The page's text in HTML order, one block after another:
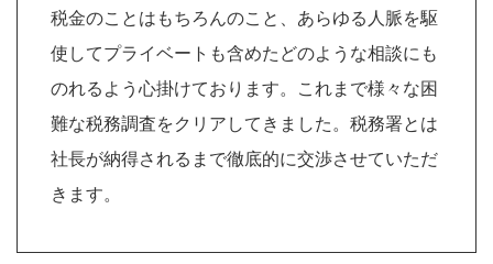
税金のことはもちろんのこと、あらゆる人脈を駆
使してプライベートも含めたどのような相談にも
のれるよう心掛けております。これまで様々な困
難な税務調査をクリアしてきました。税務署とは
社長が納得されるまで徹底的に交渉させていただ
きます。